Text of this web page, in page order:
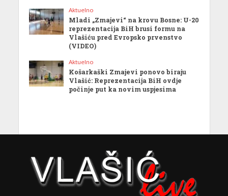
Aktuelno
Mladi „Zmajevi“ na krovu Bosne: U-20
reprezentacija BiH brusi formu na
Vlašiću pred Evropsko prvenstvo
(VIDEO)
Aktuelno
Košarkaški Zmajevi ponovo biraju
Vlašić: Reprezentacija BiH ovdje
počinje put ka novim uspjesima